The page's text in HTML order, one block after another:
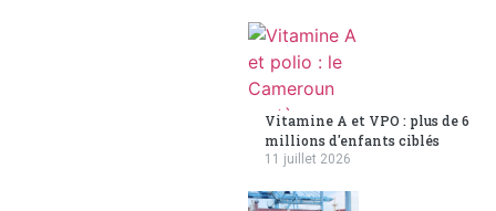
Vitamine A et VPO : plus de 6
millions d'enfants ciblés
11 juillet 2026